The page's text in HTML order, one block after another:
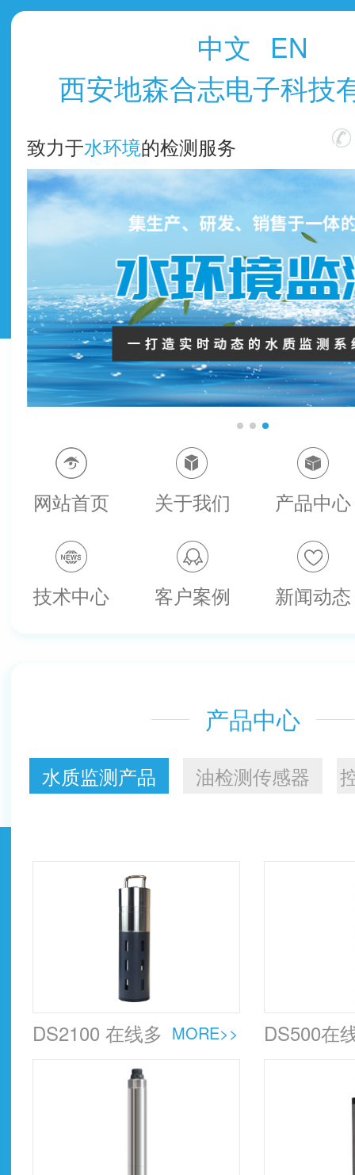
中文 EN
西安地森合志电子科技
致力于水环境的检测服务
网站首页 关于我们 产品中心
技术中心 客户案例 新闻动态
产品中心
水质监测产品 油检测传感器
DS2100 在线多
参数水质传感
MORE>>
DS500在
COD传感